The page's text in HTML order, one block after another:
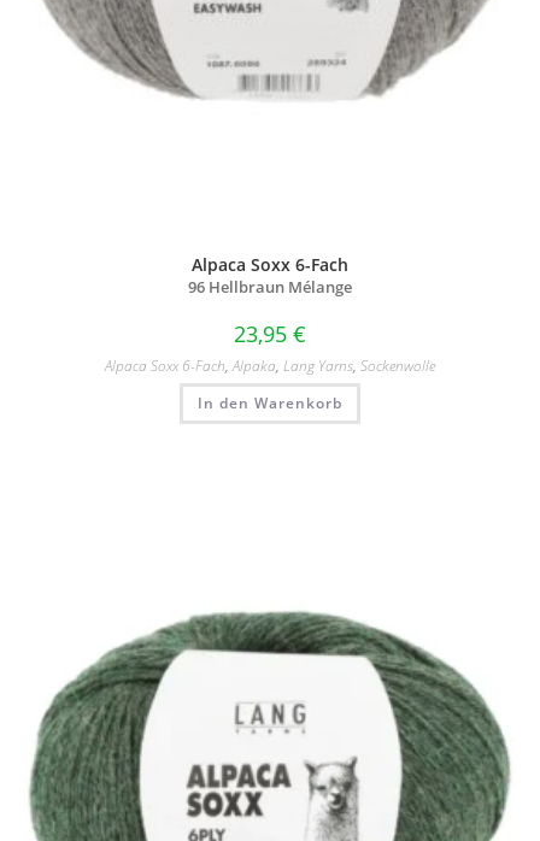
Alpaca Soxx 6-Fach
96 Hellbraun Mélange
23,95 €
Alpaca Soxx 6-Fach,Alpaka, Lang Yarns, Sockenwolle
In den Warenkorb